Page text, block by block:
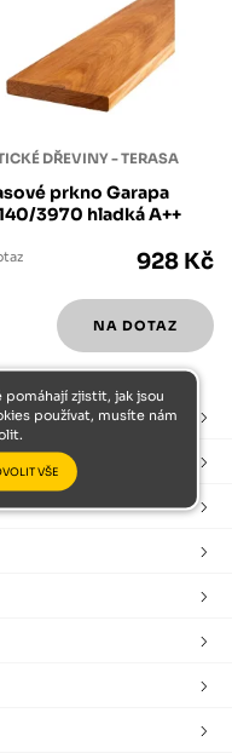
DŘEVINY - TERASA
prkno Garapa
3970 hladká A++
928 Kč
zjistit, jak jsou
používat, musíte nám